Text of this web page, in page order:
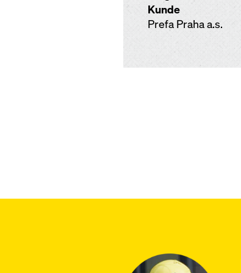
Kunde
Prefa Praha a.s.